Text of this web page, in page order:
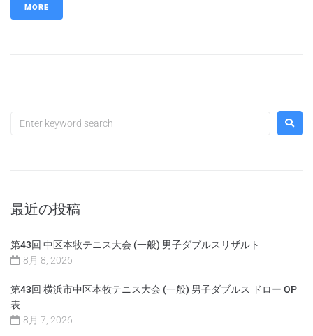
MORE
最近の投稿
第43回 中区本牧テニス大会 (一般) 男子ダブルスリザルト
8月 8, 2026
第43回 横浜市中区本牧テニス大会 (一般) 男子ダブルス ドロー OP
表
8月 7, 2026